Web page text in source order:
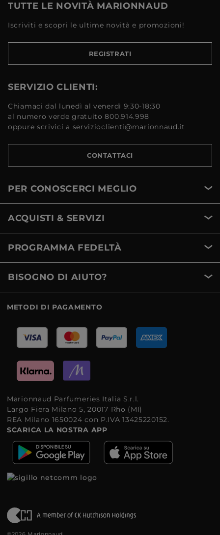
TUTTE LE NOVITÀ MARIONNAUD
Iscriviti e scopri le ultime novità e promozioni!
REGISTRATI
SERVIZIO CLIENTI:
Chiamaci dal lunedì al venerdì 9:30-18:30
al numero verde gratuito 800.914.998
oppure scrivici a servizioclienti@marionnaud.it
CONTATTACI
PER CONOSCERCI MEGLIO
ACQUISTI & SERVIZI
PROGRAMMA FEDELTÀ
BISOGNO DI AIUTO?
METODI DI PAGAMENTO
Marionnaud Parfumeries Italia S.r.l.
Largo Fiera Milano 5, 20017 Rho (MI)
REA Milano 1650024 con P.IVA 13425220152.
SCARICA LA NOSTRA APP